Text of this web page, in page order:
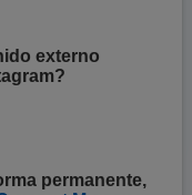
externo
?
permanente,